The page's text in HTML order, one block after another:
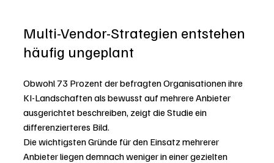
Multi-Vendor-Strategien entstehen
häufig ungeplant
Obwohl 73 Prozent der befragten Organisationen ihre
KI-Landschaften als bewusst auf mehrere Anbieter
ausgerichtet beschreiben, zeigt die Studie ein
differenzierteres Bild.
Die wichtigsten Gründe für den Einsatz mehrerer
Anbieter liegen demnach weniger in einer gezielten